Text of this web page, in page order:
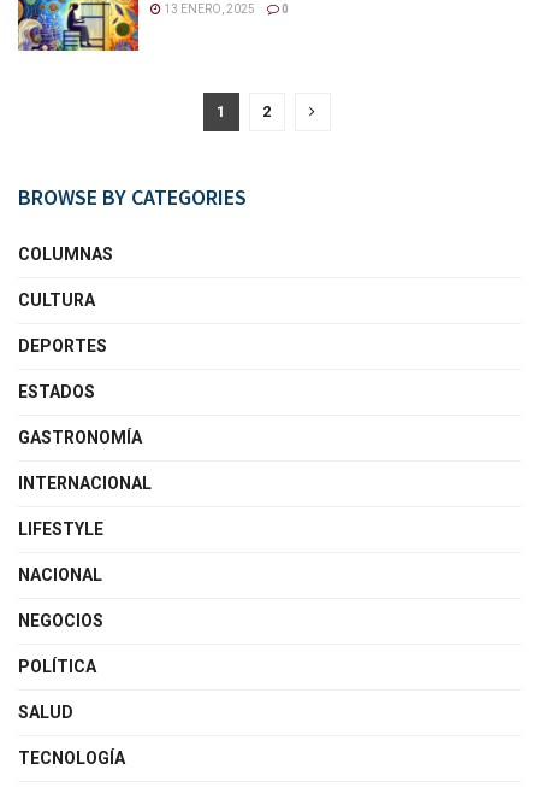
13 ENERO, 2025 0
1 2
BROWSE BY CATEGORIES
COLUMNAS
CULTURA
DEPORTES
ESTADOS
GASTRONOMÍA
INTERNACIONAL
LIFESTYLE
NACIONAL
NEGOCIOS
POLÍTICA
SALUD
TECNOLOGÍA